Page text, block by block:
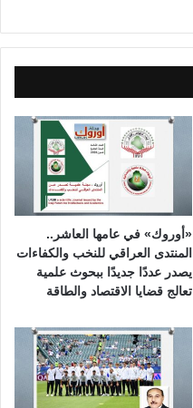
«أوروك» في عامها العاشر..
المنتدى العراقي للنخب والكفاءات
يصدر عددًا جديدًا ببحوث علمية
تعالج قضايا الاقتصاد والطاقة